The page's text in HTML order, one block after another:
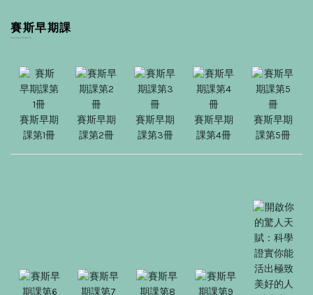
賽斯早期課
賽斯早期
課第1冊
賽斯早期
課第2冊
賽斯早期
課第3冊
賽斯早期
課第4冊
賽斯早期
課第5冊